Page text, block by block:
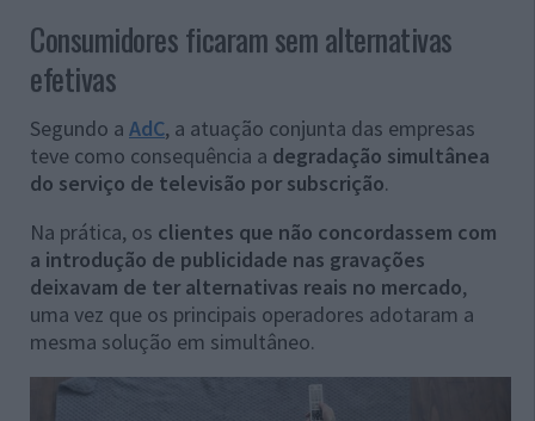
Consumidores ficaram sem alternativas
efetivas
Segundo a AdC, a atuação conjunta das empresas
teve como consequência a degradação simultânea
do serviço de televisão por subscrição.
Na prática, os clientes que não concordassem com
a introdução de publicidade nas gravações
deixavam de ter alternativas reais no mercado,
uma vez que os principais operadores adotaram a
mesma solução em simultâneo.